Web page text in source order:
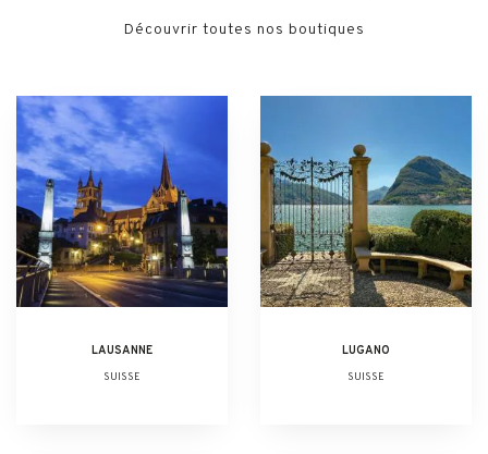
Découvrir toutes nos boutiques
LAUSANNE
SUISSE
LUGANO
SUISSE